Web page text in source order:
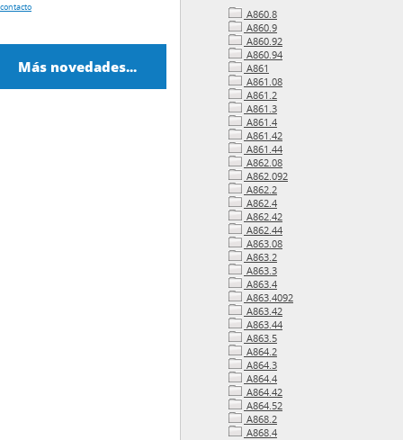
A860.8
A860.9
A860.92
A860.94
A861
A861.08
A861.2
A861.3
A861.4
A861.42
A861.44
A862.08
A862.092
A862.2
A862.4
A862.42
A862.44
A863.08
A863.2
A863.3
A863.4
A863.4092
A863.42
A863.44
A863.5
A864.2
A864.3
A864.4
A864.42
A864.52
A868.2
A868.4
contacto
Más novedades...